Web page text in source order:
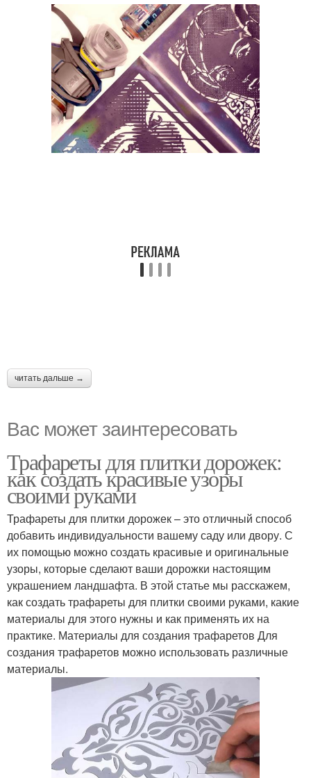
читать дальше →
Вас может заинтересовать
Трафареты для плитки дорожек:
как создать красивые узоры
своими руками
Трафареты для плитки дорожек – это отличный способ
добавить индивидуальности вашему саду или двору. С
их помощью можно создать красивые и оригинальные
узоры, которые сделают ваши дорожки настоящим
украшением ландшафта. В этой статье мы расскажем,
как создать трафареты для плитки своими руками, какие
материалы для этого нужны и как применять их на
практике. Материалы для создания трафаретов Для
создания трафаретов можно использовать различные
материалы.